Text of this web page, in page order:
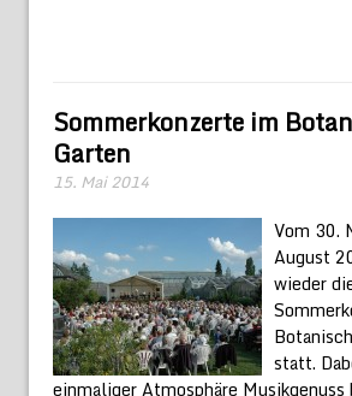
Sommerkonzerte im
Garten
15. Mai 2014
Vom 30.
August
wieder
statt.
einmaliger Atmosphäre Musikgenuss